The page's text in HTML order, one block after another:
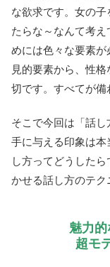
な欲求です。女の
たらな～なんて考
めには色々な要素
見的要素から、性
切です。すべてが備
そこで今回は「話
手に与える印象は
し方ってどうした
かせる話し方のテク
魅力
超モ